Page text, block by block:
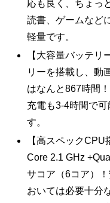
応も良く、ちょっ
読書、ゲームなど
軽量です。
【大容量バッテリ
リーを搭載し、動
はなんと867時間
充電も3-4時間で
す。
【高スペック
Core 2.1 GHz
サコア（6コア）
おいては必要十分